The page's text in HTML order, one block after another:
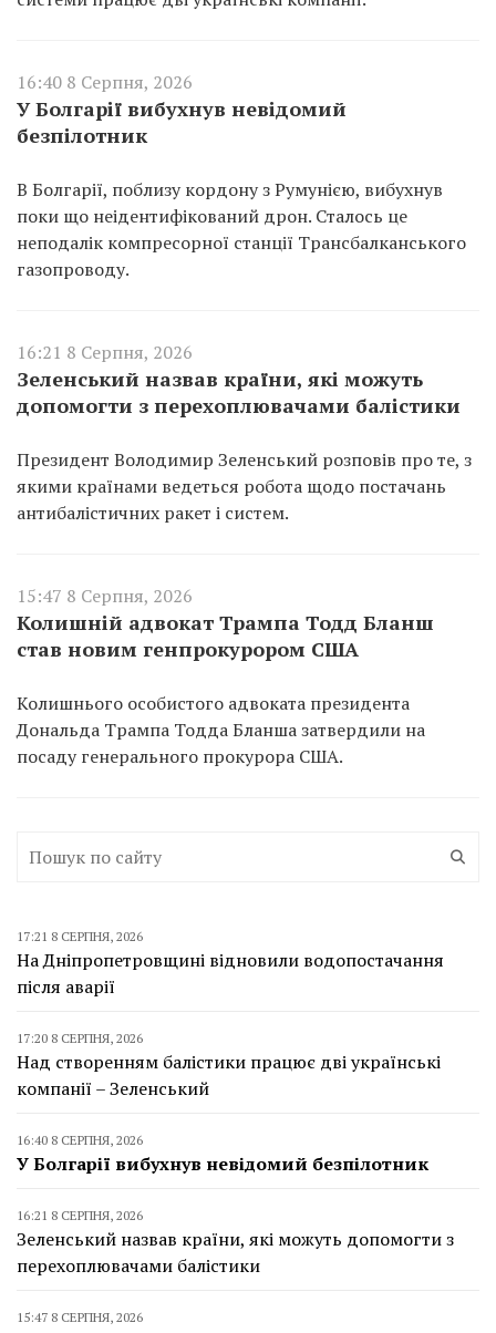
16:40 8 Серпня, 2026
У Болгарії вибухнув невідомий
безпілотник
В Болгарії, поблизу кордону з Румунією, вибухнув
поки що неідентифікований дрон. Сталось це
неподалік компресорної станції Трансбалканського
газопроводу.
16:21 8 Серпня, 2026
Зеленський назвав країни, які можуть
допомогти з перехоплювачами балістики
Президент Володимир Зеленський розповів про те, з
якими країнами ведеться робота щодо постачань
антибалістичних ракет і систем.
15:47 8 Серпня, 2026
Колишній адвокат Трампа Тодд Бланш
став новим генпрокурором США
Колишнього особистого адвоката президента
Дональда Трампа Тодда Бланша затвердили на
посаду генерального прокурора США.
17:21 8 СЕРПНЯ, 2026
На Дніпропетровщині відновили водопостачання
після аварії
17:20 8 СЕРПНЯ, 2026
Над створенням балістики працює дві українські
компанії – Зеленський
16:40 8 СЕРПНЯ, 2026
У Болгарії вибухнув невідомий безпілотник
16:21 8 СЕРПНЯ, 2026
Зеленський назвав країни, які можуть допомогти з
перехоплювачами балістики
15:47 8 СЕРПНЯ, 2026